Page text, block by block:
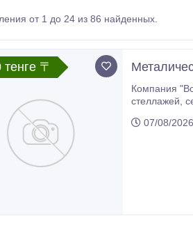
от 1 до 24 из 86 найденных.
〒
Компания "Восемь"
07/08/2026